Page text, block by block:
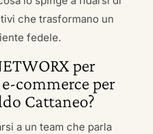
che trasformano un
fedele.
per
commerce per
Cattaneo?
a un team che parla